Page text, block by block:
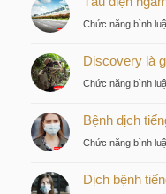
Chức năng bình
Discovery là
Chức năng bình
Bệnh dịch
Chức năng bình
Dịch bệnh